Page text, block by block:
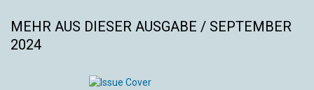
MEHR AUS DIESER AUSGABE / SEPTEMBER
2024